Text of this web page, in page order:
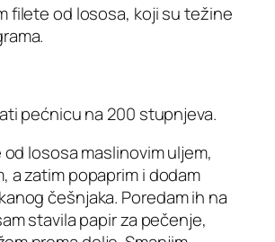
filete od lososa, koji su težine
pećnicu na 200 stupnjeva.
lososa maslinovim uljem,
a zatim popaprim i dodam
češnjaka. Poredam ih na
stavila papir za pečenje,